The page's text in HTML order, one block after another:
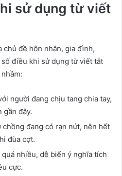
sử dụng từ viết
chủ đề hôn nhân, gia đình,
điều khi sử dụng từ viết tắt
người đang chịu tang chia tay,
gần đây.
đang có rạn nứt, nên hết
đùa cợt.
nhiều, dễ biến ý nghĩa tích
cực.